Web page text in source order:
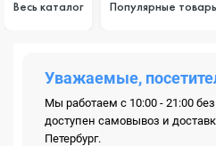
Весь каталог Популярные
Уважаемые,
Мы работаем с 10:00 - 21:00
доступен самовывоз и
Петербург.